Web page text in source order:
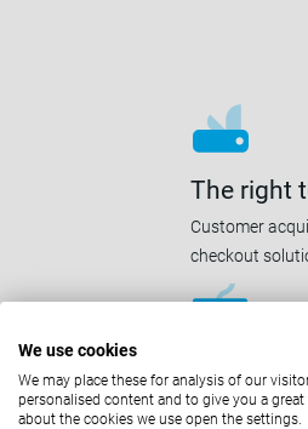
The right
Customer
checkout
Carefree
As a collecting
We use cookies
We may place these for analysis of our
personalised content and to give you a
about the cookies we use open the settings.